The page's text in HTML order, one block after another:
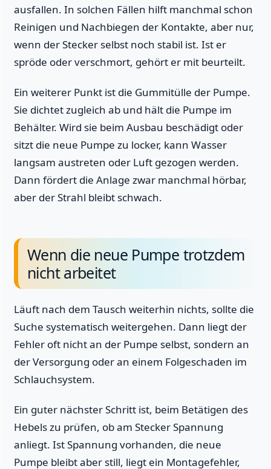
ausfallen. In solchen Fällen hilft manchmal schon
Reinigen und Nachbiegen der Kontakte, aber nur,
wenn der Stecker selbst noch stabil ist. Ist er
spröde oder verschmort, gehört er mit beurteilt.
Ein weiterer Punkt ist die Gummitülle der Pumpe.
Sie dichtet zugleich ab und hält die Pumpe im
Behälter. Wird sie beim Ausbau beschädigt oder
sitzt die neue Pumpe zu locker, kann Wasser
langsam austreten oder Luft gezogen werden.
Dann fördert die Anlage zwar manchmal hörbar,
aber der Strahl bleibt schwach.
Wenn die neue Pumpe trotzdem
nicht arbeitet
Läuft nach dem Tausch weiterhin nichts, sollte die
Suche systematisch weitergehen. Dann liegt der
Fehler oft nicht an der Pumpe selbst, sondern an
der Versorgung oder an einem Folgeschaden im
Schlauchsystem.
Ein guter nächster Schritt ist, beim Betätigen des
Hebels zu prüfen, ob am Stecker Spannung
anliegt. Ist Spannung vorhanden, die neue
Pumpe bleibt aber still, liegt ein Montagefehler,